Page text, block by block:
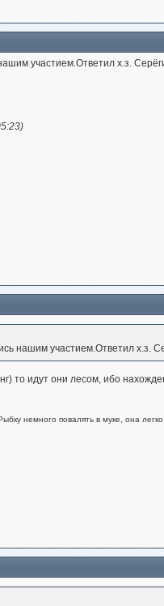
участием.Ответил х.з.
нашим участием.Ответил х.з.
то идут они лесом, ибо
немного повалять в муке, она